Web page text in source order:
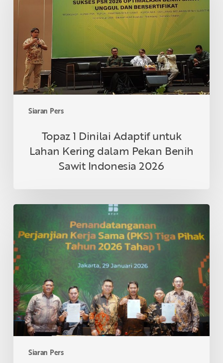
Siaran Pers
Adaptif
untuk
Lahan
Kering
dalam
Pekan
Benih
Sawit
Indonesia
Topaz 1 Dinilai Adaptif untuk
Lahan Kering dalam Pekan Benih
Sawit Indonesia 2026
Siaran Pers
Mitra
Asian
Agri
di
Riau
Tandatangani
Kerja
Sama
Program